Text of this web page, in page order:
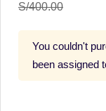
S/400.00
You couldn't
been assigned